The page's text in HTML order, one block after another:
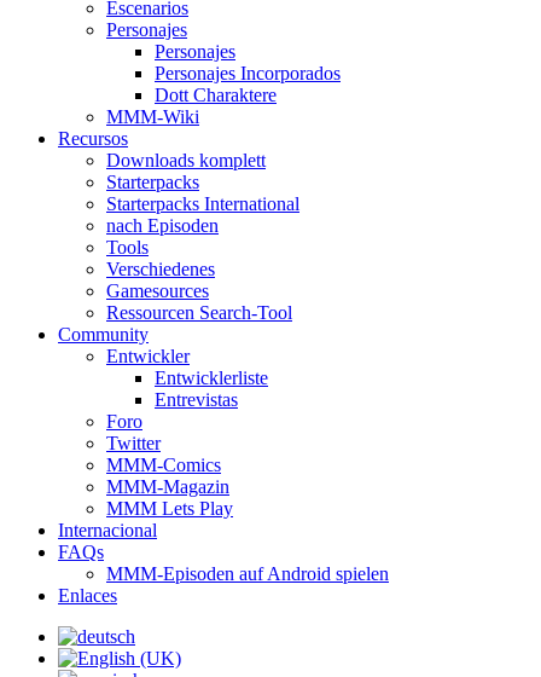
Escenarios
Personajes
Personajes
Personajes Incorporados
Dott Charaktere
MMM-Wiki
Recursos
Downloads komplett
Starterpacks
Starterpacks International
nach Episoden
Tools
Verschiedenes
Gamesources
Ressourcen Search-Tool
Community
Entwickler
Entwicklerliste
Entrevistas
Foro
Twitter
MMM-Comics
MMM-Magazin
MMM Lets Play
Internacional
FAQs
MMM-Episoden auf Android spielen
Enlaces